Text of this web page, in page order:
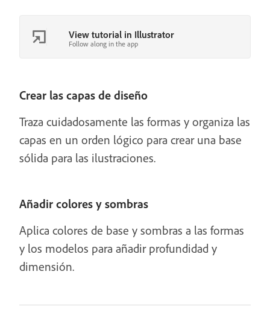
View tutorial in Illustrator
Follow along in the app
Crear las capas de diseño
Traza cuidadosamente las formas y organiza las
capas en un orden lógico para crear una base
sólida para las ilustraciones.
Añadir colores y sombras
Aplica colores de base y sombras a las formas
y los modelos para añadir profundidad y
dimensión.